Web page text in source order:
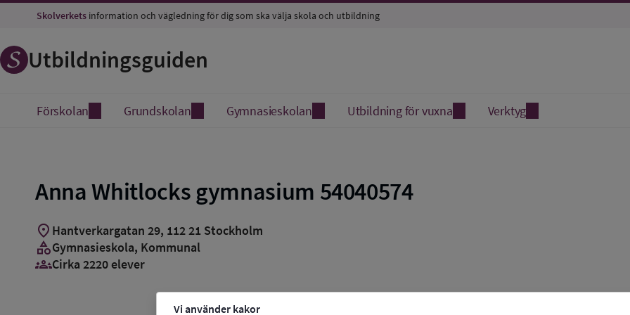
Vi använder kakor
Skolverkets information och vägledning för dig som ska välja skola och utbildning
Utbildningsguiden
Förskolan Grundskolan Gymnasieskolan Utbildning för vuxna Verktyg
Anna Whitlocks gymnasium 54040574
location_on Hantverkargatan 29, 11221 Stockholm
categoryGymnasieskola, Kommunal
groups_3Cirka 2220 elever